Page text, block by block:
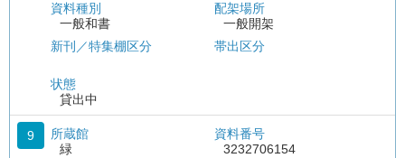
資料種別
一般和書
新刊／特集棚区分
状態
貸出中
配架場所
一般開架
帯出区分
9
所蔵館
緑
資料番号
3232706154